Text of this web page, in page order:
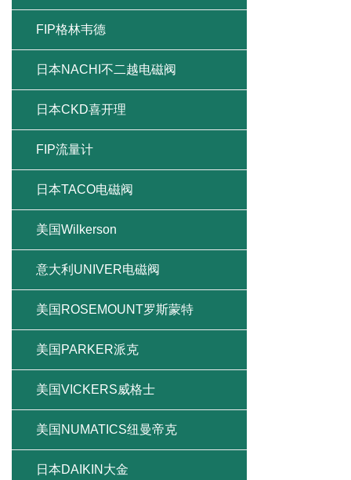
FIP格林韦德
日本NACHI不二越电磁阀
日本CKD喜开理
FIP流量计
日本TACO电磁阀
美国Wilkerson
意大利UNIVER电磁阀
美国ROSEMOUNT罗斯蒙特
美国PARKER派克
美国VICKERS威格士
美国NUMATICS纽曼帝克
日本DAIKIN大金